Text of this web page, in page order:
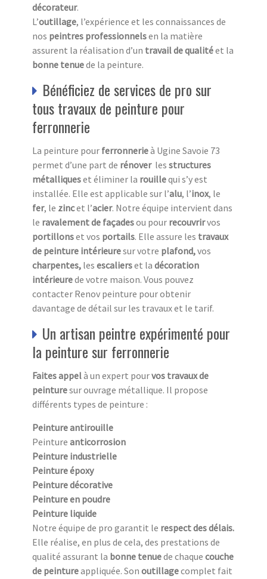
décorateur.
L’outillage, l’expérience et les connaissances de
nos peintres professionnelsen la matière
assurent la réalisation d’un travail de qualitéet la
bonne tenuede la peinture.
Bénéficiez de services de pro sur
tous travaux de peinture pour
ferronnerie
La peinture pour ferronnerieà Ugine Savoie 73
permet d’une part de rénover les structures
métalliqueset éliminer la rouillequi s’y est
installée. Elle est applicable sur l’alu, l’inox, le
fer, le zincet l’acier. Notre équipe intervient dans
le ravalement de façadesou pour recouvrirvos
portillonset vos portails. Elle assure les travaux
de peinture intérieuresur votre plafond,vos
charpentes, les escalierset la décoration
intérieurede votre maison. Vous pouvez
contacter Renov peinture pour obtenir
davantage de détail sur les travaux et le tarif.
Un artisan peintre expérimenté pour
la peinture sur ferronnerie
Faites appelà un expert pourvos travaux de
peinturesur ouvrage métallique. Il propose
différents types de peinture :
Peinture antirouille
Peinture anticorrosion
Peinture industrielle
Peinture époxy
Peinture décorative
Peinture en poudre
Peinture liquide
Notre équipe de pro garantit le respect des délais.
Elle réalise, en plus de cela, des prestations de
qualité assurant la bonne tenuede chaque couche
de peintureappliquée. Son outillagecomplet fait